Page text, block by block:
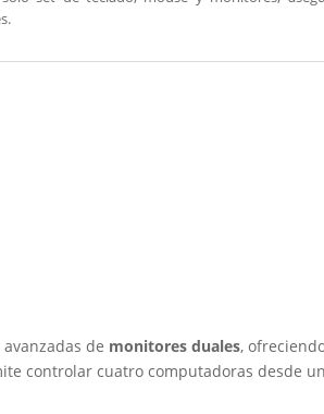
de monitores duales,
controlar cuatro computadoras desde